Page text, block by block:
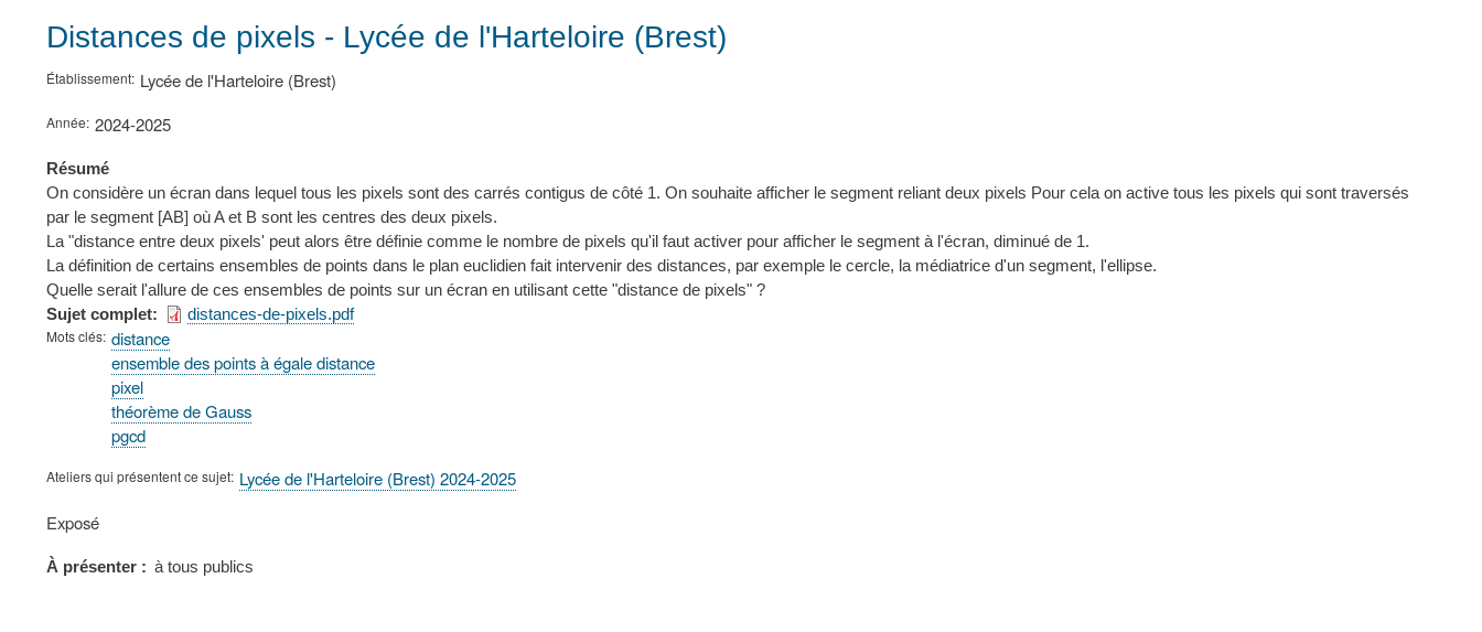
d'Ariane
Distances de pixels - Lycée de l'Harteloire (Brest)
Établissement Lycée de l'Harteloire (Brest)
Année 2024-2025
Résumé
On considère un écran dans lequel tous les pixels sont des carrés contigus de côté 1. On souhaite afficher le segment reliant deux pixels Pour cela on active tous les pixels qui sont traversés
par le segment [AB] où A et B sont les centres des deux pixels.
La "distance entre deux pixels' peut alors être définie comme le nombre de pixels qu'il faut activer pour afficher le segment à l'écran, diminué de 1.
La définition de certains ensembles de points dans le plan euclidien fait intervenir des distances, par exemple le cercle, la médiatrice d'un segment, l'ellipse.
Quelle serait l'allure de ces ensembles de points sur un écran en utilisant cette "distance de pixels" ?
Sujet complet
distances-de-pixels.pdf
Mots clés distance
ensemble des points à égale distance
pixel
théorème de Gauss
pgcd
Ateliers qui présentent ce sujet Lycée de l'Harteloire (Brest) 2024-2025
Type
présentation
Exposé
À présenter à tous publics